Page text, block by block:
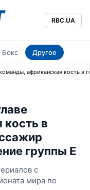
RBC.UA
Бокс Другое
африканская кость в
в
группы E
с
мира по